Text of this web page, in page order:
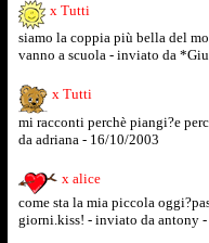
x Tutti
siamo la coppia più bella del
vanno a scuola - inviato da
x Tutti
mi racconti perchè piangi?e
da adriana - 16/10/2003
x alice
come sta la mia piccola
giorni.kiss! - inviato da antony